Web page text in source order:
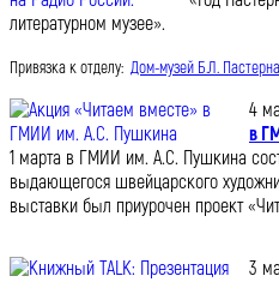
литературном музее».
Привязка к отделу: Дом-музей Б.Л.
4
в
1 марта в ГМИИ им. А.С. Пушкина
выдающегося швейцарского
выставки был приурочен проект
3